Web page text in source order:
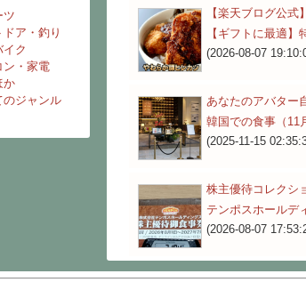
ツ
ドア・釣り
イク
ン・家電
か
のジャンル
【楽天ブログ公式
【ギフトに最適】
(2026-08-07
あなたのアバター
韓国での食事（11
(2025-11-15
株主優待コレクシ
テンポスホールデ
(2026-08-07